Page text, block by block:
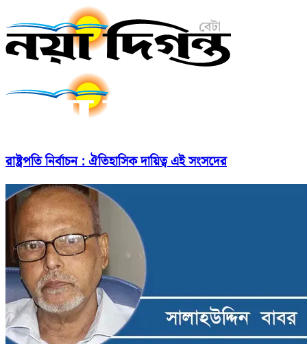
রাষ্ট্রপতি নির্বাচন : ঐতিহাসিক দায়িত্ব এই সংসদের